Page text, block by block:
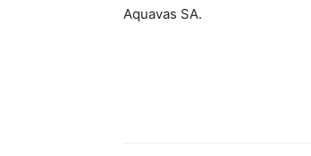
Aquavas SA.